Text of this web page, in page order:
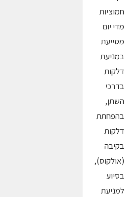
חמוציות
מדי יום
מסייעת
במניעת
דלקות
בדרכי
השתן,
בהפחתת
דלקות
בקיבה
(אולקוס),
בסיוע
למניעת